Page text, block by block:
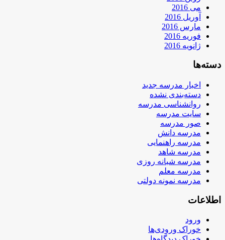
می 2016
آوریل 2016
مارس 2016
فوریه 2016
ژانویه 2016
دسته‌ها
اخبار مدرسه جدید
دسته‌بندی نشده
روانشناسی مدرسه
سایت مدرسه
صور مدرسه
مدرسه دانش
مدرسه راهنمایی
مدرسه شاهد
مدرسه شبانه روزی
مدرسه معلم
مدرسه نمونه دولتی
اطلاعات
ورود
خوراک ورودی‌ها